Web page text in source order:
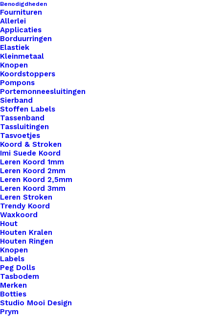
Benodigdheden
Fournituren
Allerlei
Applicaties
Borduurringen
Elastiek
Kleinmetaal
Knopen
Koordstoppers
Pompons
Portemonneesluitingen
Sierband
Stoffen Labels
Tassenband
Tassluitingen
Tasvoetjes
Koord & Stroken
Imi Suede Koord
Leren Koord 1mm
Leren Koord 2mm
Leren Koord 2,5mm
Leren Koord 3mm
Leren Stroken
Trendy Koord
Waxkoord
Hout
Houten Kralen
Houten Ringen
Knopen
Labels
Peg Dolls
Tasbodem
Merken
Botties
Studio Mooi Design
Prym
€